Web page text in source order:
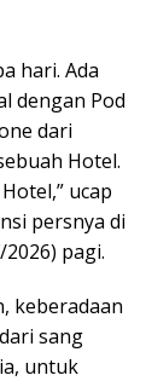
hari. Ada
dengan Pod
dari
Hotel.
ucap
persnya di
pagi.
keberadaan
sang
untuk